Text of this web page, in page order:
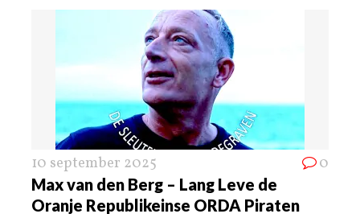
10 september 2025 0
Max van den Berg – Lang Leve de
Oranje Republikeinse ORDA Piraten